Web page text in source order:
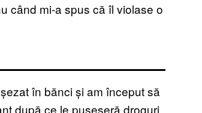
când mi-a spus că îl violase o
în bănci și am început să
după ce le puseseră droguri